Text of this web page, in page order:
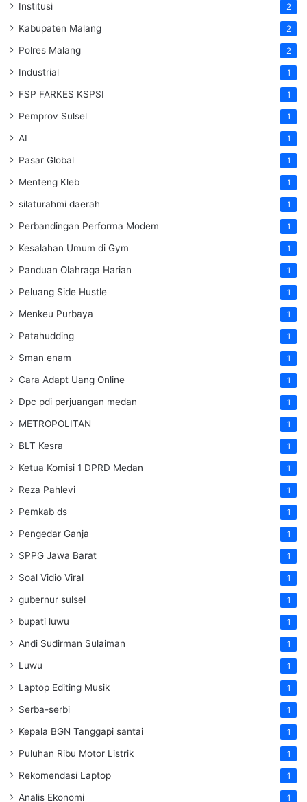
Institusi 2
Kabupaten Malang 2
Polres Malang 2
Industrial 1
FSP FARKES KSPSI 1
Pemprov Sulsel 1
AI 1
Pasar Global 1
Menteng Kleb 1
silaturahmi daerah 1
Perbandingan Performa Modem 1
Kesalahan Umum di Gym 1
Panduan Olahraga Harian 1
Peluang Side Hustle 1
Menkeu Purbaya 1
Patahudding 1
Sman enam 1
Cara Adapt Uang Online 1
Dpc pdi perjuangan medan 1
METROPOLITAN 1
BLT Kesra 1
Ketua Komisi 1 DPRD Medan 1
Reza Pahlevi 1
Pemkab ds 1
Pengedar Ganja 1
SPPG Jawa Barat 1
Soal Vidio Viral 1
gubernur sulsel 1
bupati luwu 1
Andi Sudirman Sulaiman 1
Luwu 1
Laptop Editing Musik 1
Serba-serbi 1
Kepala BGN Tanggapi santai 1
Puluhan Ribu Motor Listrik 1
Rekomendasi Laptop 1
Analis Ekonomi 1